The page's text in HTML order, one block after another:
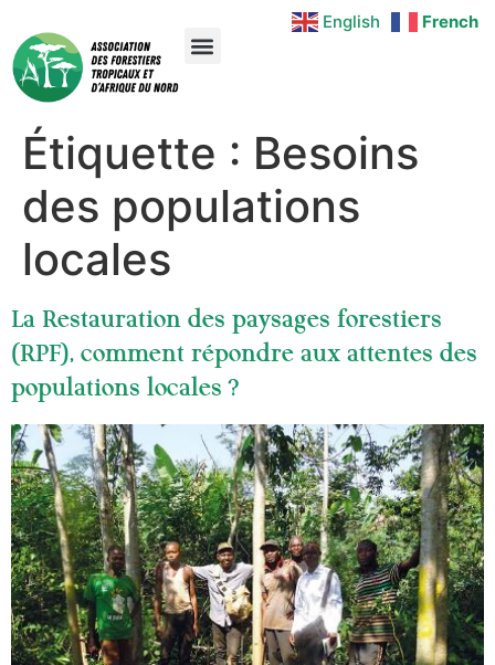
Étiquette : Besoins
des populations
locales
La Restauration des paysages forestiers
(RPF), comment répondre aux attentes des
populations locales ?
English French